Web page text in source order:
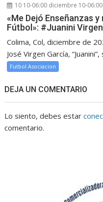
10 10-06:00 diciembre 10-
«Me Dejó Enseñanzas
Fútbol»: #Juanini Virgen
Colima, Col, diciembre de
José Virgen García,
Futbol Asociacion
DEJA UN COMENTARIO
Lo siento, debes estar
comentario.